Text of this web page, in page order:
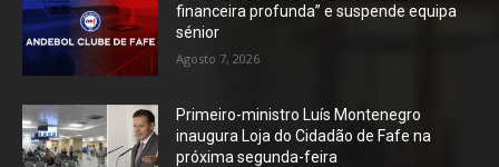
financeira profunda” e suspende equipa
sénior
Agosto 7, 2026
Primeiro-ministro Luís Montenegro
inaugura Loja do Cidadão de Fafe na
próxima segunda-feira